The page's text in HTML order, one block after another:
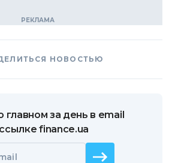
НОВОСТЬЮ
главном за день в email
finance.ua